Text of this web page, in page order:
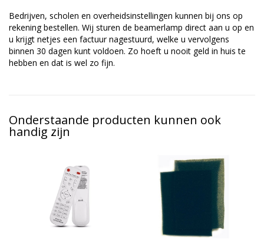
Bedrijven, scholen en overheidsinstellingen kunnen bij ons op
rekening bestellen. Wij sturen de beamerlamp direct aan u op en
u krijgt netjes een factuur nagestuurd, welke u vervolgens
binnen 30 dagen kunt voldoen. Zo hoeft u nooit geld in huis te
hebben en dat is wel zo fijn.
Onderstaande producten kunnen ook
handig zijn